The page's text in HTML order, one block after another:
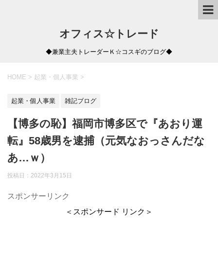
オフィス☆トレード
◆兼業主夫トレーダーＫ☆コスギのブログ◆
HOME > 起業・個人事業 >
起業・個人事業 雑記ブログ
【博多の恥】福岡市博多区で『あおり運
転』58歳男を逮捕（元気なおっさんだな
あ…ｗ）
投稿日： 2022年3月15日
スポンサーリンク
＜スポンサード リンク＞